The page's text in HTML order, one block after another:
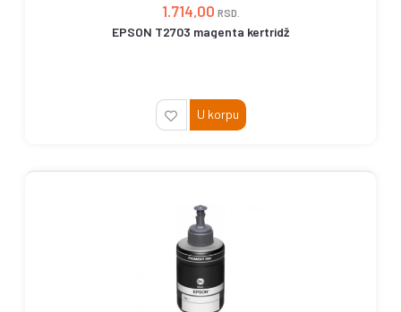
1.714,00 RSD.
EPSON T2703 magenta kertridž
U korpu